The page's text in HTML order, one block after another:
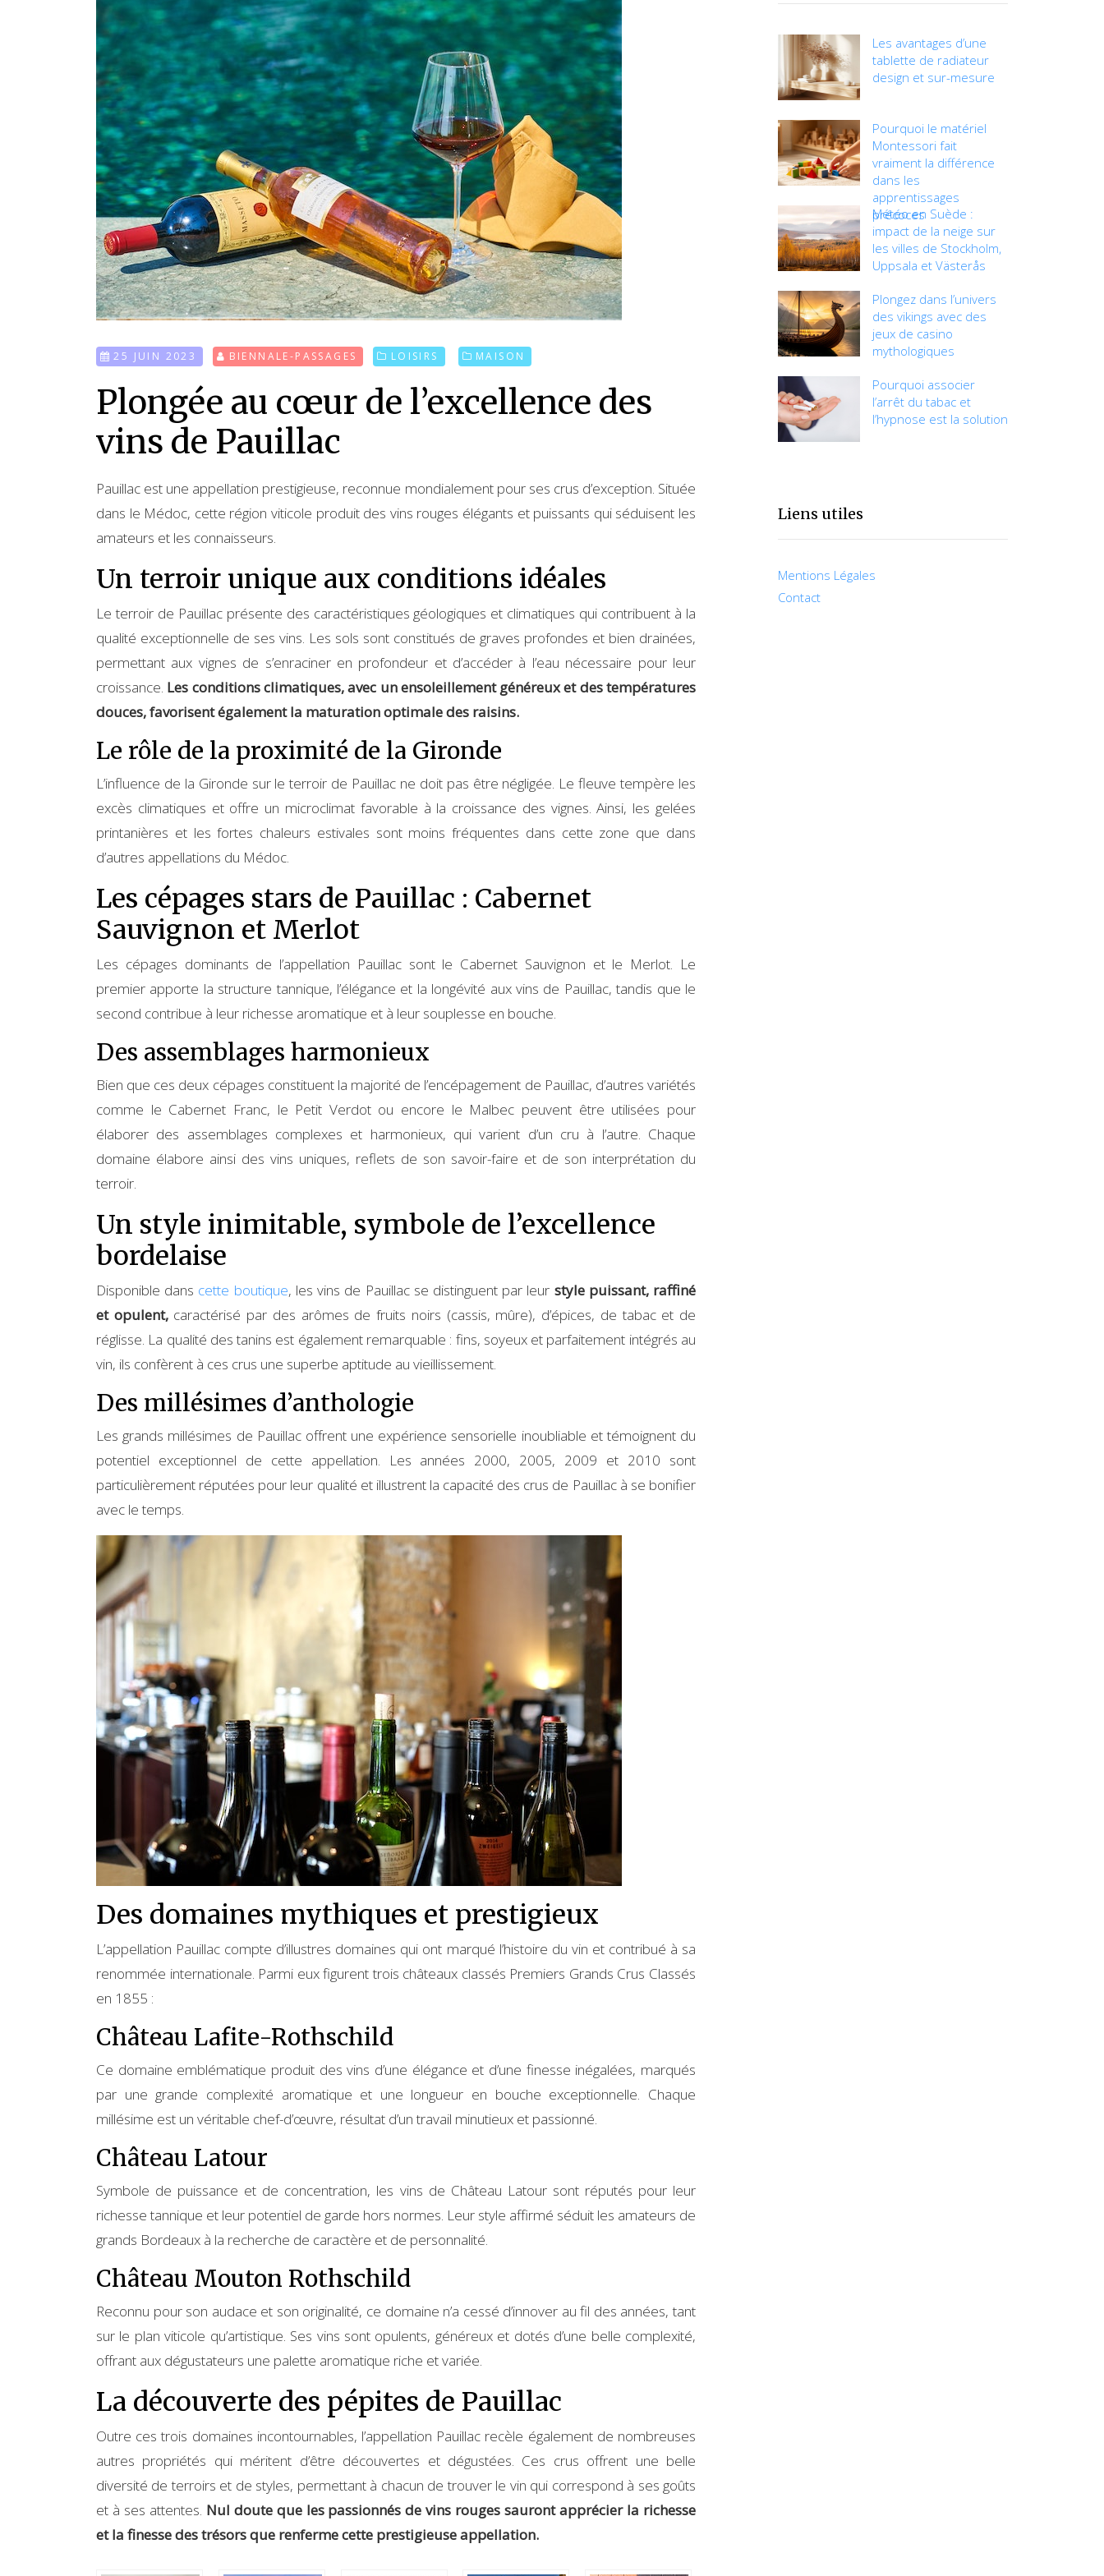
25 JUIN 2023 BIENNALE-PASSAGES LOISIRS MAISON
Plongée au cœur de l’excellence des
vins de Pauillac
Pauillac est une appellation prestigieuse, reconnue mondialement pour ses crus d’exception. Située
dans le Médoc, cette région viticole produit des vins rouges élégants et puissants qui séduisent les
amateurs et les connaisseurs.
Un terroir unique aux conditions idéales
Le terroir de Pauillac présente des caractéristiques géologiques et climatiques qui contribuent à la
qualité exceptionnelle de ses vins. Les sols sont constitués de graves profondes et bien drainées,
permettant aux vignes de s’enraciner en profondeur et d’accéder à l’eau nécessaire pour leur
croissance. Les conditions climatiques, avec un ensoleillement généreux et des températures
douces, favorisent également la maturation optimale des raisins.
Le rôle de la proximité de la Gironde
L’influence de la Gironde sur le terroir de Pauillac ne doit pas être négligée. Le fleuve tempère les
excès climatiques et offre un microclimat favorable à la croissance des vignes. Ainsi, les gelées
printanières et les fortes chaleurs estivales sont moins fréquentes dans cette zone que dans
d’autres appellations du Médoc.
Les cépages stars de Pauillac : Cabernet
Sauvignon et Merlot
Les cépages dominants de l’appellation Pauillac sont le Cabernet Sauvignon et le Merlot. Le
premier apporte la structure tannique, l’élégance et la longévité aux vins de Pauillac, tandis que le
second contribue à leur richesse aromatique et à leur souplesse en bouche.
Des assemblages harmonieux
Bien que ces deux cépages constituent la majorité de l’encépagement de Pauillac, d’autres variétés
comme le Cabernet Franc, le Petit Verdot ou encore le Malbec peuvent être utilisées pour
élaborer des assemblages complexes et harmonieux, qui varient d’un cru à l’autre. Chaque
domaine élabore ainsi des vins uniques, reflets de son savoir-faire et de son interprétation du
terroir.
Un style inimitable, symbole de l’excellence
bordelaise
Disponible dans cette boutique, les vins de Pauillac se distinguent par leur style puissant, raffiné
et opulent,caractérisé par des arômes de fruits noirs (cassis, mûre), d’épices, de tabac et de
réglisse. La qualité des tanins est également remarquable : fins, soyeux et parfaitement intégrés au
vin, ils confèrent à ces crus une superbe aptitude au vieillissement.
Des millésimes d’anthologie
Les grands millésimes de Pauillac offrent une expérience sensorielle inoubliable et témoignent du
potentiel exceptionnel de cette appellation. Les années 2000, 2005, 2009 et 2010 sont
particulièrement réputées pour leur qualité et illustrent la capacité des crus de Pauillac à se bonifier
avec le temps.
Des domaines mythiques et prestigieux
L’appellation Pauillac compte d’illustres domaines qui ont marqué l’histoire du vin et contribué à sa
renommée internationale. Parmi eux figurent trois châteaux classés Premiers Grands Crus Classés
en 1855 :
Château Lafite-Rothschild
Ce domaine emblématique produit des vins d’une élégance et d’une finesse inégalées, marqués
par une grande complexité aromatique et une longueur en bouche exceptionnelle. Chaque
millésime est un véritable chef-d’œuvre, résultat d’un travail minutieux et passionné.
Château Latour
Symbole de puissance et de concentration, les vins de Château Latour sont réputés pour leur
richesse tannique et leur potentiel de garde hors normes. Leur style affirmé séduit les amateurs de
grands Bordeaux à la recherche de caractère et de personnalité.
Château Mouton Rothschild
Reconnu pour son audace et son originalité, ce domaine n’a cessé d’innover au fil des années, tant
sur le plan viticole qu’artistique. Ses vins sont opulents, généreux et dotés d’une belle complexité,
offrant aux dégustateurs une palette aromatique riche et variée.
La découverte des pépites de Pauillac
Outre ces trois domaines incontournables, l’appellation Pauillac recèle également de nombreuses
autres propriétés qui méritent d’être découvertes et dégustées. Ces crus offrent une belle
diversité de terroirs et de styles, permettant à chacun de trouver le vin qui correspond à ses goûts
et à ses attentes. Nul doute que les passionnés de vins rouges sauront apprécier la richesse
et la finesse des trésors que renferme cette prestigieuse appellation.
Les avantages d’une
tablette de radiateur
design et sur-mesure
Pourquoi le matériel
Montessori fait
vraiment la différence
dans les
apprentissages
précoces
Météo en Suède :
impact de la neige sur
les villes de Stockholm,
Uppsala et Västerås
Plongez dans l’univers
des vikings avec des
jeux de casino
mythologiques
Pourquoi associer
l’arrêt du tabac et
l’hypnose est la solution
Liens utiles
Mentions Légales
Contact